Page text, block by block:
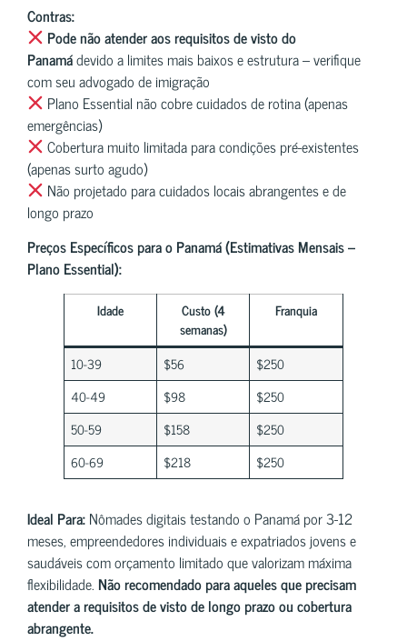
Contras:
Pode não atender aos requisitos de visto do
Panamádevido a limites mais baixos e estrutura – verifique
com seu advogado de imigração
Plano Essential não cobre cuidados de rotina (apenas
emergências)
Cobertura muito limitada para condições pré-existentes
(apenas surto agudo)
Não projetado para cuidados locais abrangentes e de
longo prazo
Preços Específicos para o Panamá (Estimativas Mensais –
Plano Essential):
Idade
Custo (4
semanas)
Franquia
10-39 $56
$250
40-49
$98
$250
50-59
$158
$250
60-69
$218 $250
Ideal Para:Nômades digitais testando o Panamá por 3-12
meses, empreendedores individuais e expatriados jovens e
saudáveis com orçamento limitado que valorizam máxima
flexibilidade. Não recomendado para aqueles que precisam
atender a requisitos de visto de longo prazo ou cobertura
abrangente.